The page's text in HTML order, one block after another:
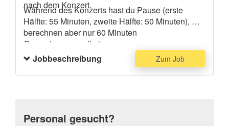
gutes verlängertes Wochenende mit dir.
VG Sebastian von Churros NamNam
nach dem Konzert.
Während des Konzerts hast du Pause (erste
Hälfte: 55 Minuten, zweite Hälfte: 50 Minuten), wir
berechnen aber nur 60 Minuten
Gesamtpausenzeit :-)
Jobbeschreibung
Zum Job
Personal gesucht?